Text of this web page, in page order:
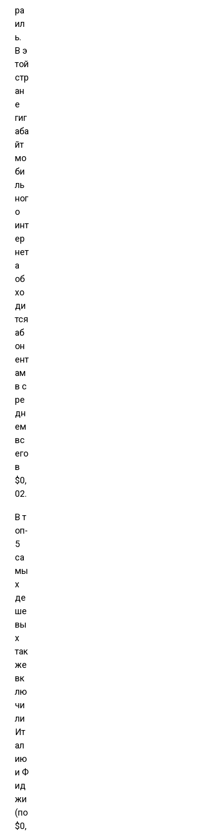
ра
ил
ь.
В э
той
стр
ан
е
гиг
аба
йт
мо
би
ль
ног
о
инт
ер
нет
а
об
хо
ди
тся
аб
он
ент
ам
в с
ре
дн
ем
вс
его
в
$0,
02.
В т
оп-
5
са
мы
х
де
ше
вы
х
так
же
вк
лю
чи
ли
Ит
ал
ию
и Ф
ид
жи
(по
$0,